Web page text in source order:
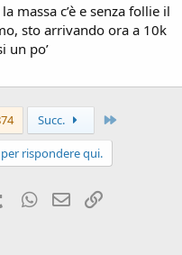
massa c’è e senza follie il
sto arrivando ora a 10k
un po’
Succ.
rispondere qui.
TumblrWhatsApp
Email